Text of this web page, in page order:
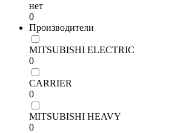
нет
0
Производители
MITSUBISHI ELECTRIC
0
CARRIER
0
MITSUBISHI HEAVY
0